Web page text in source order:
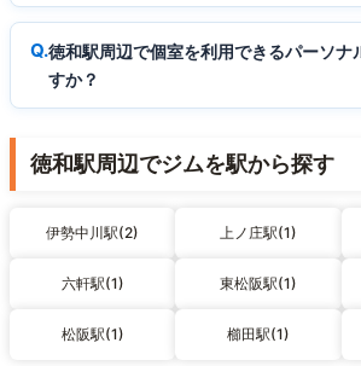
徳和駅周辺で個室を利用できるパーソナ
すか？
徳和駅周辺でジムを駅から探す
伊勢中川駅(2) 上ノ庄駅(1)
六軒駅(1) 東松阪駅(1)
松阪駅(1) 櫛田駅(1)